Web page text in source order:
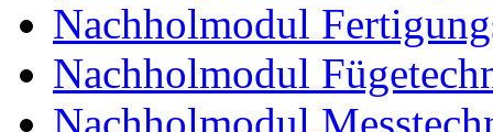
Nachholmodul
Nachholmodul